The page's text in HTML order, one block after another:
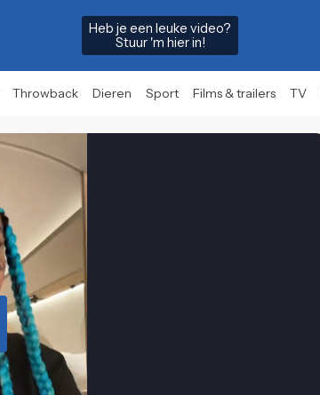
Heb je een leuke video?
Stuur 'm hier in!
Throwback Dieren Sport Films & trailers TV